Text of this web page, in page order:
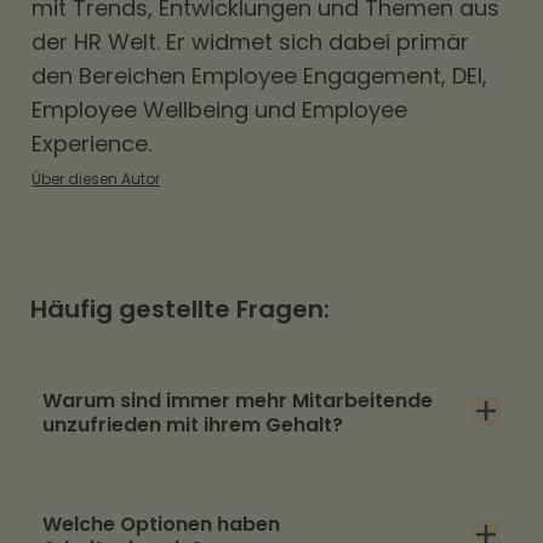
mit Trends, Entwicklungen und Themen aus
der HR Welt. Er widmet sich dabei primär
den Bereichen Employee Engagement, DEI,
Employee Wellbeing und Employee
Experience.
Über diesen Autor
Häufig gestellte Fragen:
Warum sind immer mehr Mitarbeitende
unzufrieden mit ihrem Gehalt?
wirtschaftliche Unsicherheit und eine bessere
Welche Optionen haben